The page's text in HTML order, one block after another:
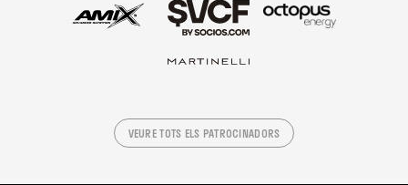
VEURE TOTS ELS PATROCINADORS